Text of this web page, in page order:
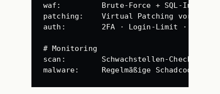
waf :
Brute-Force + SQL-
patching :
Virtual Patching vor
auth : 2FA · Login-Limit · XML-
# Monitoring
scan :
Schwachstellen-Check alle
malware: Regelmäßige Schadcode-